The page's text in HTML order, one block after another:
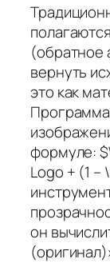
(обратное
вернуть
это как
Программа
формуле:
Logo + (1 –
он